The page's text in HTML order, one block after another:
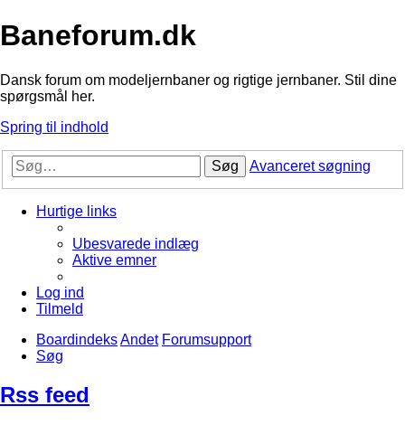
Baneforum.dk
Dansk forum om modeljernbaner og rigtige jernbaner. Stil dine
spørgsmål her.
Spring til indhold
Søg Avanceret søgning
Hurtige links
Ubesvarede indlæg
Aktive emner
Log ind
Tilmeld
BoardindeksAndet Forumsupport
Søg
Rss feed